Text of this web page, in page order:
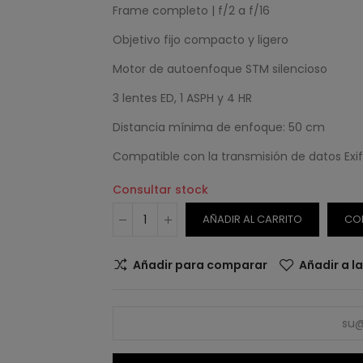
Frame completo | f/2 a f/16
Objetivo fijo compacto y ligero
Motor de autoenfoque STM silencioso
3 lentes ED, 1 ASPH y 4 HR
Distancia mínima de enfoque: 50 cm
Compatible con la transmisión de datos Exif
Consultar stock
AÑADIR AL CARRITO
Añadir para comparar Añadir a